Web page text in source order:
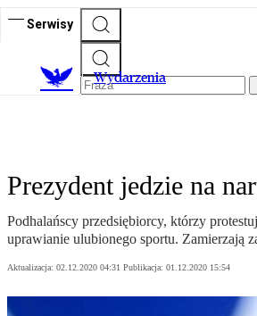
Serwisy
Wydarzenia
Prezydent jedzie na
Podhalańscy przedsiębiorcy, którzy
uprawianie ulubionego sportu. Zamierzają
Aktualizacja: 02.12.2020 04:31 Publikacja: 01.12.2020 15:54